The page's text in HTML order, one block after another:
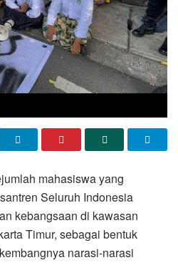
mahasiswa yang
Seluruh Indonesia
kebangsaan di kawasan
Timur, sebagai bentuk
narasi-narasi